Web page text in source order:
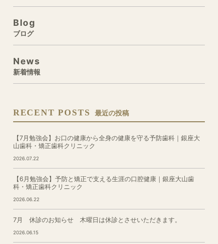
Blog
ブログ
News
新着情報
RECENT POSTS 最近の投稿
【7月勉強会】お口の健康から全身の健康を守る予防歯科｜銀座大
山歯科・矯正歯科クリニック
2026.07.22
【6月勉強会】予防と矯正で支える生涯の口腔健康｜銀座大山歯
科・矯正歯科クリニック
2026.06.22
7月 休診のお知らせ 木曜日は休診とさせいただきます。
2026.06.15